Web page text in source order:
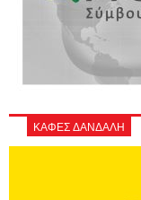
ΚΑΦΕΣ ΔΑΝΔΑΛΗ